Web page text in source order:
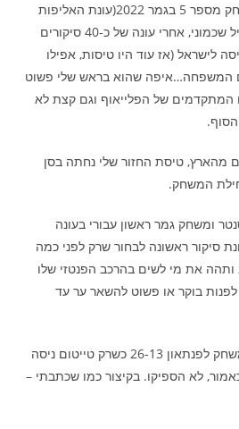
גולדן סטייט נגד בוסטון משחק מספר 5 בגמר 2022(עונת האליפות
האחרונה), חווייה אפית. דביל שכמוני, אחרי עונה של כ-40 סיקורים
לישראל (אז עוד היו טיסות, אפילו
המשפחה…איפה שהוא בראש שלי פשוט
של הפלייאוף וגם קצת לא
מהארץ, טיסת החזור שלי נחתה בסן
ומשחק גמר ראשון עבורי בעונה
סיקור ראשונה לבחור שרק לפני כמה
את מי לשים בהרכב הפנטזי שלו
והאם לשים שעון מעורר ל2 לפנות בוקר או פשוט להשאר ער עד
104-94 לווריורס, וויגינס במשחק לפנתאון 26-13 כשרק טייטום ניסה
וסיים עם 27-10 שכאמור, לא הספיקו. בקיצור כמו שכתבתי –